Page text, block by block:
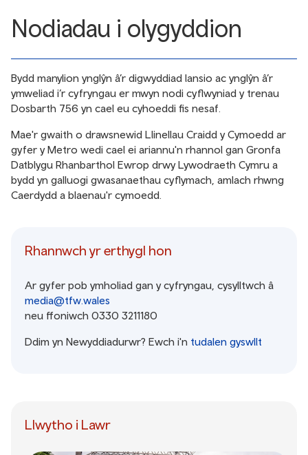
Nodiadau i olygyddion
Bydd manylion ynglŷn â’r digwyddiad lansio ac ynglŷn â’r
ymweliad i’r cyfryngau er mwyn nodi cyflwyniad y trenau
Dosbarth 756 yn cael eu cyhoeddi fis nesaf.
Mae'r gwaith o drawsnewid Llinellau Craidd y Cymoedd ar
gyfer y Metro wedi cael ei ariannu'n rhannol gan Gronfa
Datblygu Rhanbarthol Ewrop drwy Lywodraeth Cymru a
bydd yn galluogi gwasanaethau cyflymach, amlach rhwng
Caerdydd a blaenau'r cymoedd.
Rhannwch yr erthygl hon
Ar gyfer pob ymholiad gan y cyfryngau, cysylltwch â
media@tfw.wales
neu ffoniwch 0330 3211180
Ddim yn Newyddiadurwr? Ewch i'n tudalen gyswllt
Llwytho i Lawr